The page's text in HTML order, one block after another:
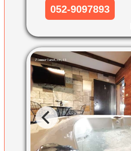
052-9097893